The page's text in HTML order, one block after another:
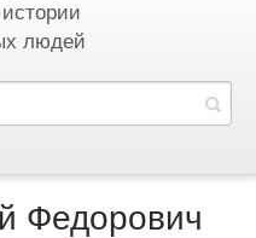
людей
Федорович